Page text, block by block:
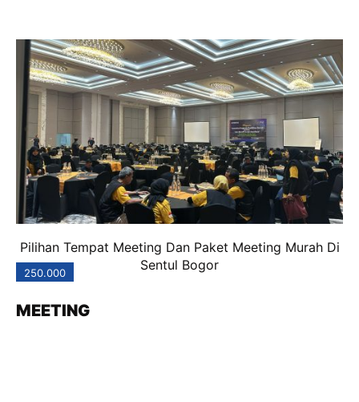
Pilihan Tempat Meeting Dan Paket Meeting Murah Di
Sentul Bogor
250.000
MEETING